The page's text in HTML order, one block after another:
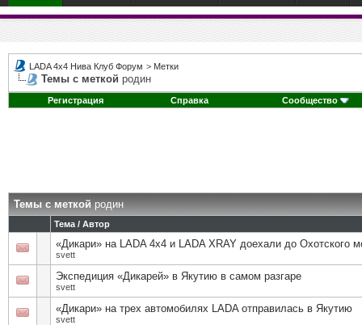
LADA 4x4 Нива Клуб Форум > Метки
Темы с меткой родин
Регистрация Справка Сообщество
Темы с меткойродин
Тема / Автор
«Дикари» на LADA 4x4 и LADA XRAY доехали до Охотского
svett
Экспедиция «Дикарей» в Якутию в самом разгаре
svett
«Дикари» на трех автомобилях LADA отправилась в Якутию
svett